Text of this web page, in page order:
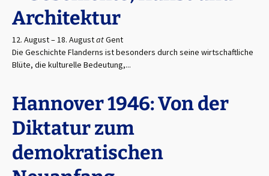
Architektur
12. August–18. AugustatGent
Die Geschichte Flanderns ist besonders durch seine wirtschaftliche
Blüte, die kulturelle Bedeutung,...
Hannover 1946: Von der
Diktatur zum
demokratischen